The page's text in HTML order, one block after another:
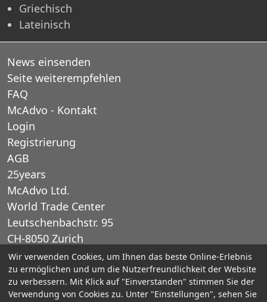
Griechisch
Lateinisch
News einsenden
Seite weiterempfehlen
FAQ
McAdvo - Kontakt
Login
Registrierung
AGB
25years
McAdvo Ltd.
World Trade Center
Leutschenbachstr. 95
CH-8050 Zurich
Schweiz
E-Mail: office@mcadvo.com
Wir verwenden Cookies, um Ihnen das beste Online-Erlebnis
zu ermöglichen und um die Nutzerfreundlichkeit der Website
zu verbessern. Mit Klick auf "Einverstanden" stimmen Sie der
Verwendung von Cookies zu. Unter "Einstellungen", sehen Sie